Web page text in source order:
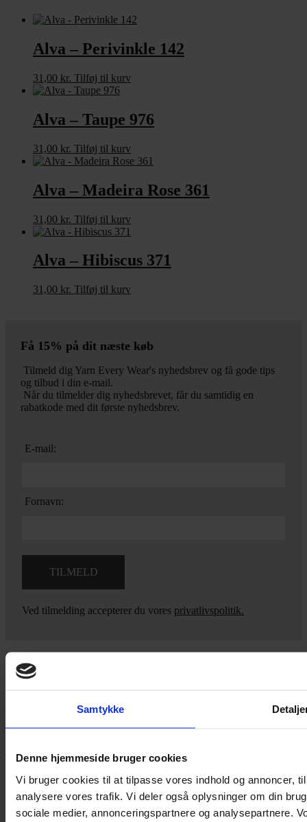
Samtykke
Denne hjemmeside bruger cookies
Vi bruger cookies til at tilpasse vores indhold og annoncer,
analysere vores trafik. Vi deler også oplysninger om din
sociale medier, annonceringspartnere og analysepartnere.
Alva – Perivinkle 142
31,00 kr. Tilføj til kurv
Alva – Taupe 976
31,00 kr. Tilføj til kurv
Alva – Madeira Rose 361
31,00 kr. Tilføj til kurv
Alva – Hibiscus 371
31,00 kr. Tilføj til kurv
Få 15% på dit næste køb
Tilmeld dig Yarn Every Wear's nyhedsbrev og få gode tips
og tilbud i din e-mail.
Når du tilmelder dig nyhedsbrevet, får du samtidig en
rabatkode med dit første nyhedsbrev.
E-mail:
Fornavn:
Ved tilmelding accepterer du vores privatlivspolitik.
Yarn Every Wear
Hvis du bøvler med noget eller ønsker ny inspiration, så skriv til
Vestergade 12 6270, Tønder
60 51 96 50
post@yarneverywear.dk
CVR 43041649